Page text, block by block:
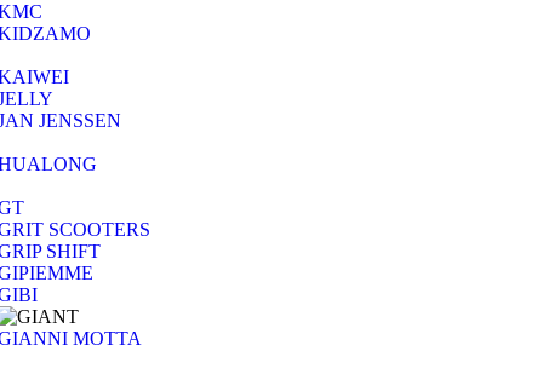
JENSSEN
SCOOTERS
SHIFT
MOTTA